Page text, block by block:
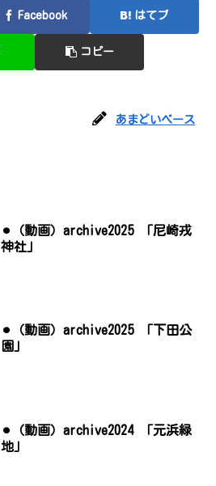
Facebook はてブ
コピー
あまどいベース
⚫︎（動画）archive2025 「尼崎戎
神社」
⚫︎（動画）archive2025 「下田公
園」
⚫︎（動画）archive2024 「元浜緑
地」